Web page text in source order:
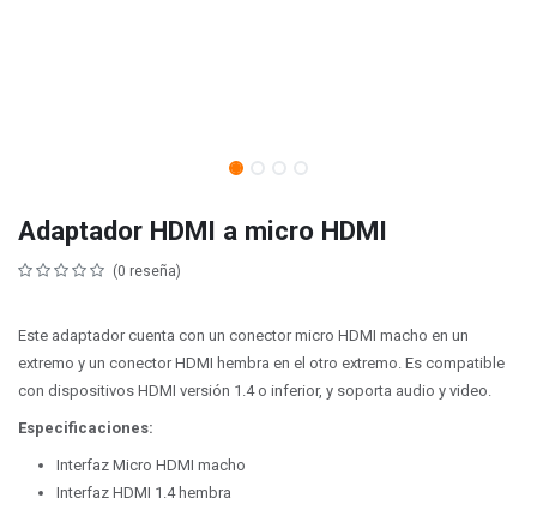
Adaptador HDMI a micro HDMI
(0 reseña)
Este adaptador cuenta con un conector micro HDMI macho en un
extremo y un conector HDMI hembra en el otro extremo. Es compatible
con dispositivos HDMI versión 1.4 o inferior, y soporta audio y video.
Especificaciones:
Interfaz Micro HDMI macho
Interfaz HDMI 1.4 hembra